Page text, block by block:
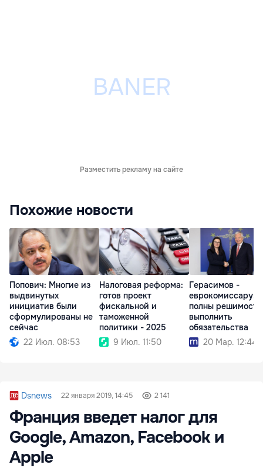
Разместить рекламу на сайте
Похожие новости
Попович: Многие из
выдвинутых
инициатив были
сформулированы не
сейчас
22 Июл. 08:53
Налоговая реформа:
готов проект
фискальной и
таможенной
политики - 2025
9 Июл. 11:50
Герасимов -
еврокомиссару:
полны решимости
выполнить
обязательства
20 Мар. 12:44
Dsnews 22 января 2019, 14:45 2 141
Франция введет налог для
Google, Amazon, Facebook и
Apple